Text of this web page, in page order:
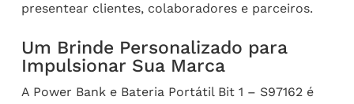
presentear clientes, colaboradores e parceiros.
Um Brinde Personalizado para
Impulsionar Sua Marca
A Power Bank e Bateria Portátil Bit 1 – S97162 é